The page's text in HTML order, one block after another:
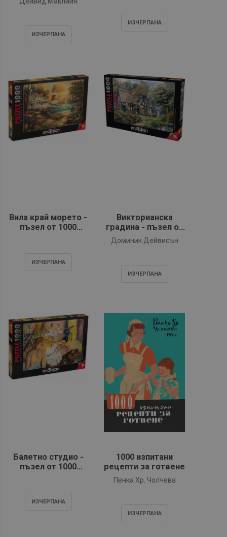
ИЗЧЕРПАНA
ИЗЧЕРПАНA
Вила край морето -
пъзел от 1000
ИЗЧЕРПАНA
Викторианска
градина - пъзел от
1000 от части
Доминик Дейвисън
ИЗЧЕРПАНA
Балетно студио -
пъзел от 1000
ИЗЧЕРПАНA
1000 изпитани
рецепти за готвене
Пенка Хр. Чолчева
ИЗЧЕРПАНA